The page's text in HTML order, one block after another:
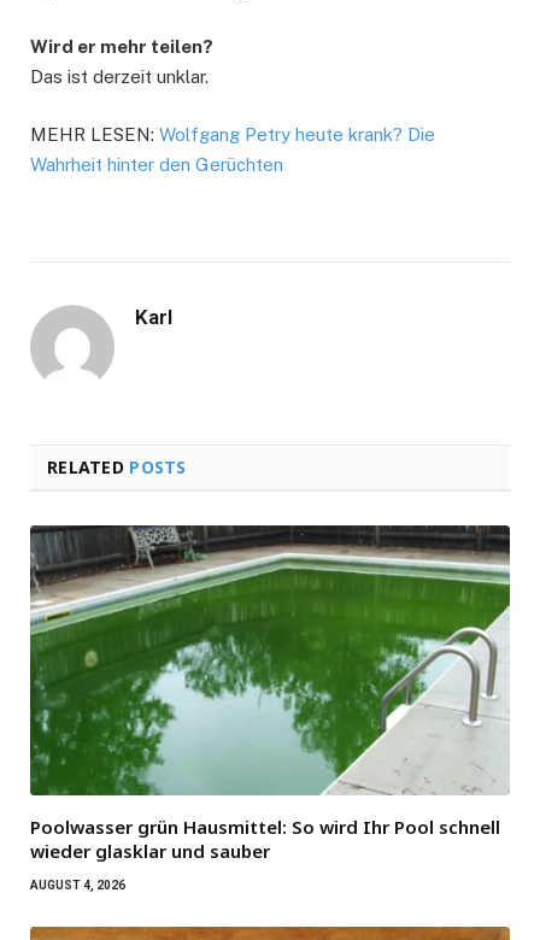
Wird er mehr teilen?
Das ist derzeit unklar.
MEHR LESEN: Wolfgang Petry heute krank? Die
Wahrheit hinter den Gerüchten
Karl
RELATED POSTS
Poolwasser grün Hausmittel: So wird Ihr Pool schnell
wieder glasklar und sauber
AUGUST 4, 2026